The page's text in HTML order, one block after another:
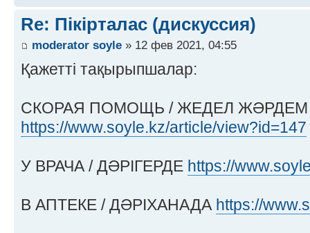
Re: Пікірталас (дискуссия)
moderator soyle » 12 фев 2021, 04:55
Қажетті тақырыпшалар:
СКОРАЯ ПОМОЩЬ / ЖЕДЕЛ ЖӘРДЕМ
https://www.soyle.kz/article/view?id=147
У ВРАЧА / ДӘРІГЕРДЕ https://
В АПТЕКЕ / ДӘРІХАНАДА https://